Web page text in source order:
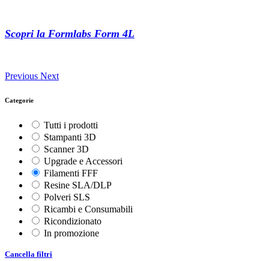
Scopri la Formlabs Form 4L
Previous Next
Categorie
Tutti i prodotti
Stampanti 3D
Scanner 3D
Upgrade e Accessori
Filamenti FFF
Resine SLA/DLP
Polveri SLS
Ricambi e Consumabili
Ricondizionato
In promozione
Cancella filtri